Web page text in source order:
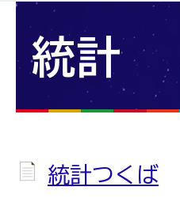
統計
統計つくば